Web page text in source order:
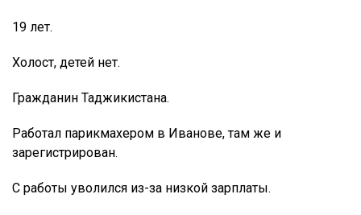
19 лет.
Холост, детей нет.
Гражданин Таджикистана.
Работал парикмахером в Иванове, там же и
зарегистрирован.
С работы уволился из-за низкой зарплаты.